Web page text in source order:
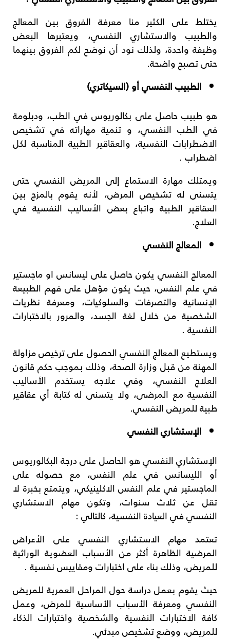
يختلط على الكثير منا معرفة الفروق بين المعالج
والطبيب والاستشاري النفسي، ويعتبرها البعض
وظيفة واحدة، ولذلك نود أن نوضح لكم الفروق بينهما
حتى تصبح واضحة.
الطبيب النفسي أو (السيكاتري)
هو طبيب حاصل على بكالوريوس في الطب، ودبلومة
في الطب النفسي، و تنمية مهاراته في تشخيص
الاضطرابات النفسية، والعقاقير الطبية المناسبة لكل
اضطراب .
ويمتلك مهارة الاستماع إلى المريض النفسي حتى
يتسنى له تشخيص المرض، لأنه يقوم بالمزج بين
العقاقير الطبية واتباع بعض الأساليب النفسية في
العلاج.
المعالج النفسي
المعالج النفسي يكون حاصل على ليسانس او ماجستير
في علم النفس، حيث يكون مؤهل على فهم الطبيعة
الإنسانية والتصرفات والسلوكيات، ومعرفة نظريات
الشخصية من خلال لغة الجسد، والمرور بالاختبارات
النفسية .
ويستطيع المعالج النفسي الحصول على ترخيص مزاولة
المهنة من قبل وزارة الصحة، وذلك بموجب حكم قانون
العلاج النفسي، وفي علاجه يستخدم الأساليب
النفسية مع المرضى، ولا يتسنى له كتابة أي عقاقير
طبية للمريض النفسي.
الإستشاري النفسي
الإستشاري النفسي هو الحاصل على درجة البكالوريوس
أو الليسانس في علم النفس، مع حصوله على
الماجستير في علم النفس الاكلينيكي، ويتمتع بخبرة لا
تقل عن ثلاث سنوات، وتكون مهام الاستشاري
النفسي في العيادة النفسية، كالتالي :
تعتمد مهام الاستشاري النفسي على الأعراض
المرضية الظاهرة أكثر من الأسباب العضوية الوراثية
للمريض، وذلك بناء على اختبارات ومقاييس نفسية .
حيث يقوم بعمل دراسة حول المراحل العمرية للمريض
النفسي ومعرفة الأسباب الأساسية للمرض، وعمل
كافة الاختبارات النفسية والشخصية واختبارات الذكاء
للمريض، ووضع تشخيص مبدئي.